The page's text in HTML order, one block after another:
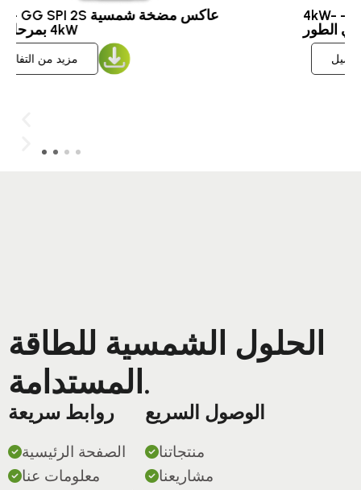
عاكس مضخة شمسية ‏GG SPI 2T - ‏4kW-
مزيد من التفاصيل
الحلول الشمسية للطاقة
المستدامة.
روابط سريعة
الصفحة الرئيسية
معلومات عنا
الوصول السريع
منتجاتنا
مشاريعنا